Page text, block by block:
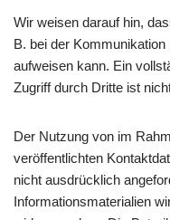
Wir weisen darauf hin,
B. bei der
aufweisen kann. Ein
Zugriff durch Dritte ist
Der Nutzung von im
veröffentlichten
nicht ausdrücklich
Informationsmaterialien